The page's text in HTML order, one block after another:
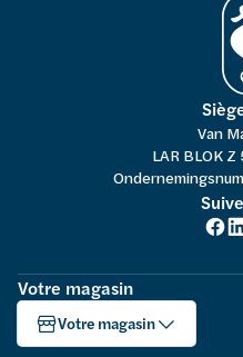
Van
LAR BLOK
Votre magasin
Votre magasin